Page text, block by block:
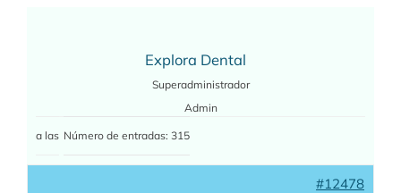
Explora Dental
Superadministrador
Admin
a las Número de entradas: 315
#12478